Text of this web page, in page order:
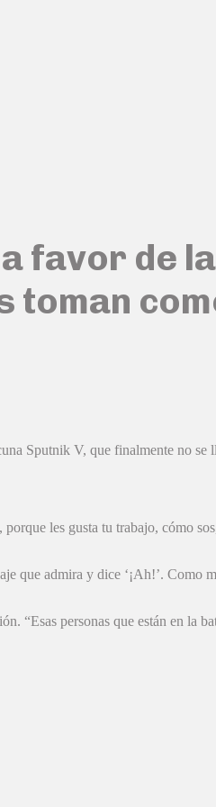
favor de la
toman
Sputnik V, que finalmente no se
les gusta tu trabajo, cómo
que admira y dice ‘¡Ah!’. Como
“Esas personas que están en la